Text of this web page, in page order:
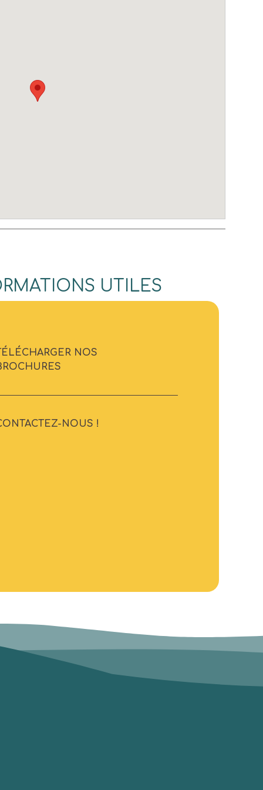
UTILES
NOS
NOUS !